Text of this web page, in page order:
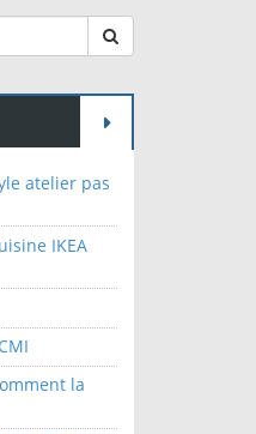
atelier pas
IKEA
la